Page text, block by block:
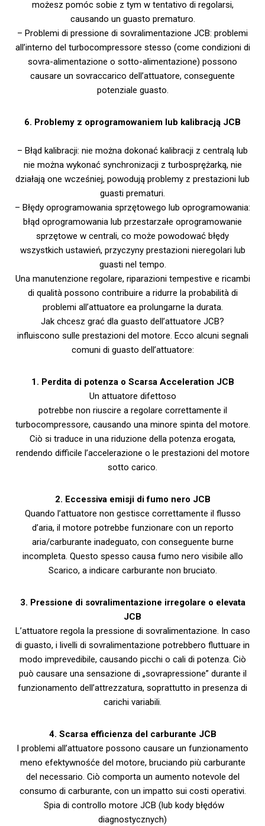
możesz pomóc sobie z tym w tentativo di regolarsi,
causando un guasto prematuro.
– Problemi di pressione di sovralimentazione JCB: problemi
all’interno del turbocompressore stesso (come condizioni di
sovra-alimentazione o sotto-alimentazione) possono
causare un sovraccarico dell’attuatore, conseguente
potenziale guasto.
6. Problemy z oprogramowaniem lub kalibracją JCB
– Błąd kalibracji: nie można dokonać kalibracji z centralą lub
nie można wykonać synchronizacji z turbosprężarką, nie
działają one wcześniej, powodują problemy z prestazioni lub
guasti prematuri.
– Błędy oprogramowania sprzętowego lub oprogramowania:
błąd oprogramowania lub przestarzałe oprogramowanie
sprzętowe w centrali, co może powodować błędy
wszystkich ustawień, przyczyny prestazioni nieregolari lub
guasti nel tempo.
Una manutenzione regolare, riparazioni tempestive e ricambi
di qualità possono contribuire a ridurre la probabilità di
problemi all’attuatore ea prolungarne la durata.
Jak chcesz grać dla guasto dell’attuatore JCB?
influiscono sulle prestazioni del motore. Ecco alcuni segnali
comuni di guasto dell’attuatore:
1. Perdita di potenza o Scarsa Acceleration JCB
Un attuatore difettoso
potrebbe non riuscire a regolare correttamente il
turbocompressore, causando una minore spinta del motore.
Ciò si traduce in una riduzione della potenza erogata,
rendendo difficile l’accelerazione o le prestazioni del motore
sotto carico.
2. Eccessiva emisji di fumo nero JCB
Quando l’attuatore non gestisce correttamente il flusso
d’aria, il motore potrebbe funzionare con un reporto
aria/carburante inadeguato, con conseguente burne
incompleta. Questo spesso causa fumo nero visibile allo
Scarico, a indicare carburante non bruciato.
3. Pressione di sovralimentazione irregolare o elevata
JCB
L’attuatore regola la pressione di sovralimentazione. In caso
di guasto, i livelli di sovralimentazione potrebbero fluttuare in
modo imprevedibile, causando picchi o cali di potenza. Ciò
può causare una sensazione di „sovrapressione” durante il
funzionamento dell’attrezzatura, soprattutto in presenza di
carichi variabili.
4. Scarsa efficienza del carburante JCB
I problemi all’attuatore possono causare un funzionamento
meno efektywnośće del motore, bruciando più carburante
del necessario. Ciò comporta un aumento notevole del
consumo di carburante, con un impatto sui costi operativi.
Spia di controllo motore JCB (lub kody błędów
diagnostycznych)